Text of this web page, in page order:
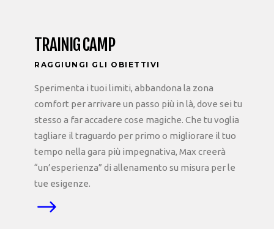
TRAINIG CAMP
RAGGIUNGI GLI OBIETTIVI
Sperimenta i tuoi limiti, abbandona la zona
comfort per arrivare un passo più in là, dove sei tu
stesso a far accadere cose magiche. Che tu voglia
tagliare il traguardo per primo o migliorare il tuo
tempo nella gara più impegnativa, Max creerà
“un’esperienza” di allenamento su misura per le
tue esigenze.